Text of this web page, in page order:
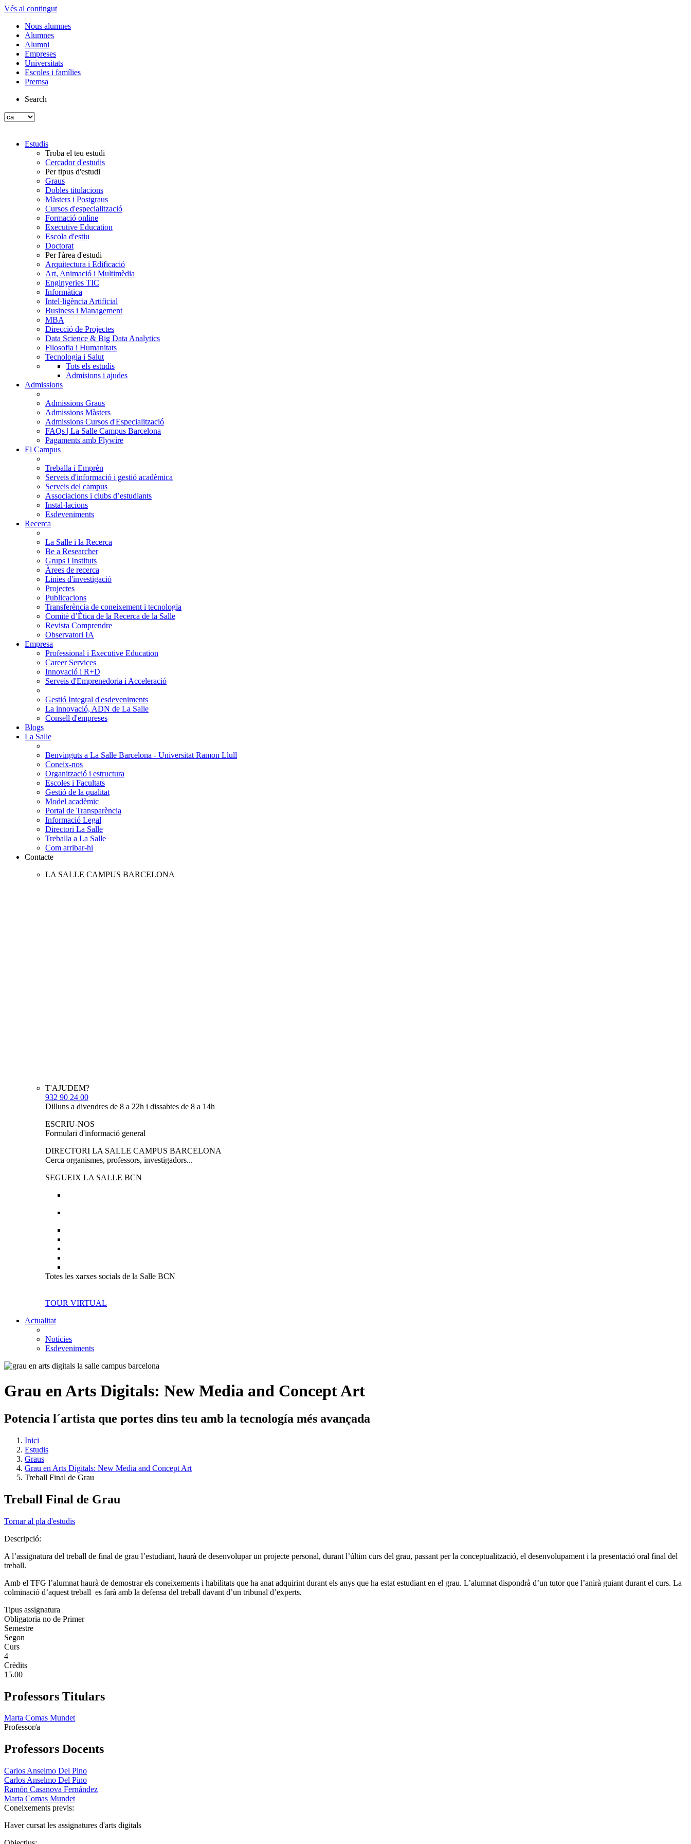
Vés al contingut
Nous alumnes
Alumnes
Alumni
Empreses
Universitats
Escoles i famílies
Premsa
Search
Estudis
Troba el teu estudi
Cercador d'estudis
Per tipus d'estudi
Graus
Dobles titulacions
Màsters i Postgraus
Cursos d'especialització
Formació online
Executive Education
Escola d'estiu
Doctorat
Per l'àrea d'estudi
Arquitectura i Edificació
Art, Animació i Multimèdia
Enginyeries TIC
Informàtica
Intel·ligència Artificial
Business i Management
MBA
Direcció de Projectes
Data Science & Big Data Analytics
Filosofia i Humanitats
Tecnologia i Salut
Tots els estudis
Admisions i ajudes
Admissions
Admissions Graus
Admissions Màsters
Admissions Cursos d'Especialització
FAQs | La Salle Campus Barcelona
Pagaments amb Flywire
El Campus
Treballa i Emprèn
Serveis d'informació i gestió acadèmica
Serveis del campus
Associacions i clubs d’estudiants
Instal·lacions
Esdeveniments
Recerca
La Salle i la Recerca
Be a Researcher
Grups i Instituts
Àrees de recerca
Linies d'investigació
Projectes
Publicacions
Transferència de coneixement i tecnologia
Comitè d’Ètica de la Recerca de la Salle
Revista Comprendre
Observatori IA
Empresa
Professional i Executive Education
Career Services
Innovació i R+D
Serveis d'Emprenedoria i Acceleració
Gestió Integral d'esdeveniments
La innovació, ADN de La Salle
Consell d'empreses
Blogs
La Salle
Benvinguts a La Salle Barcelona - Universitat Ramon Llull
Coneix-nos
Organització i estructura
Escoles i Facultats
Gestió de la qualitat
Model acadèmic
Portal de Transparència
Informació Legal
Directori La Salle
Treballa a La Salle
Com arribar-hi
Contacte
LA SALLE CAMPUS BARCELONA
T'AJUDEM?
932 90 24 00
Dilluns a divendres de 8 a 22h i dissabtes de 8 a 14h
ESCRIU-NOS
Formulari d'informació general
DIRECTORI LA SALLE CAMPUS BARCELONA
Cerca organismes, professors, investigadors...
SEGUEIX LA SALLE BCN
Totes les xarxes socials de la Salle BCN
TOUR VIRTUAL
Actualitat
Notícies
Esdeveniments
Grau en Arts Digitals: New Media and Concept Art
Potencia l´artista que portes dins teu amb la tecnología més avançada
Inici
Estudis
Graus
Grau en Arts Digitals: New Media and Concept Art
Treball Final de Grau
Treball Final de Grau
Tornar al pla d'estudis
Descripció:
A l’assignatura del treball de final de grau l’estudiant, haurà de desenvolupar un projecte personal, durant l’últim curs del grau, passant per la conceptualització, el desenvolupament i la presentació oral final del
treball.
Amb el TFG l’alumnat haurà de demostrar els coneixements i habilitats que ha anat adquirint durant els anys que ha estat estudiant en el grau. L’alumnat dispondrà d’un tutor que l’anirà guiant durant el curs. La
colminació d’aquest treball es farà amb la defensa del treball davant d’un tribunal d’experts.
Tipus assignatura
Obligatoria no de Primer
Semestre
Segon
Curs
4
Crèdits
15.00
Professors Titulars
Marta Comas Mundet
Professor/a
Professors Docents
Carlos Anselmo Del Pino
Carlos Anselmo Del Pino
Ramón Casanova Fernández
Marta Comas Mundet
Coneixements previs:
Haver cursat les assignatures d'arts digitals